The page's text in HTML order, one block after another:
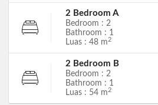
2 Bedroom A
Bedroom : 2
Bathroom : 1
Luas : 48 m 2
2 Bedroom B
Bedroom : 2
Bathroom : 1
Luas : 54 m 2